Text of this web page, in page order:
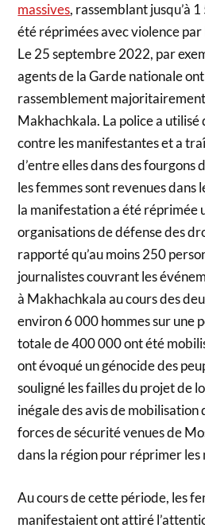
massives, rassemblant jusqu’à
été réprimées avec violence
Le 25 septembre 2022, par
agents de la Garde nationale
rassemblement
Makhachkala. La police a utilisé
contre les manifestantes et a
d’entre elles dans des fourgons
les femmes sont revenues dans
la manifestation a été réprimée
organisations de défense des
rapporté qu’au moins 250
journalistes couvrant les
à Makhachkala au cours des
environ 6 000 hommes sur une
totale de 400 000 ont été
ont évoqué un génocide des
souligné les failles du projet de
inégale des avis de mobilisation
forces de sécurité venues de
dans la région pour réprimer
Au cours de cette période, les
manifestaient ont attiré